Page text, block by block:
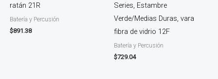
ratán 21R
Batería y Percusión
$891.38
Series, Estambre
Verde/Medias Duras, vara
fibra de vidrio 12F
Batería y Percusión
$729.04